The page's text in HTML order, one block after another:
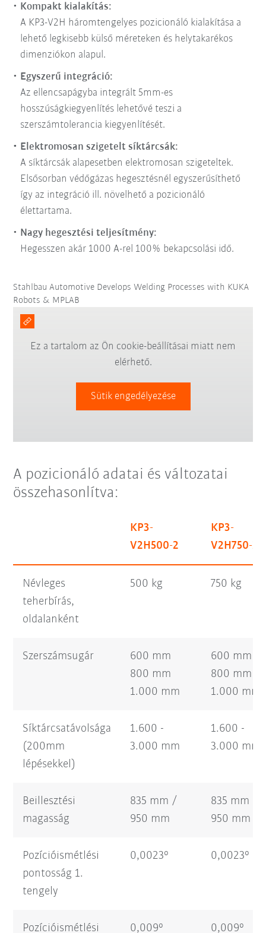
Kompakt kialakítás:
A KP3-V2H háromtengelyes pozicionáló kialakítása a
lehető legkisebb külső méreteken és helytakarékos
dimenziókon alapul.
Egyszerű integráció:
Az ellencsapágyba integrált 5mm-es
hosszúságkiegyenlítés lehetővé teszi a
szerszámtolerancia kiegyenlítését.
Elektromosan szigetelt síktárcsák:
A síktárcsák alapesetben elektromosan szigeteltek.
Elsősorban védőgázas hegesztésnél egyszerűsíthető
így az integráció ill. növelhető a pozicionáló
élettartama.
Nagy hegesztési teljesítmény:
Hegesszen akár 1000 A-rel 100% bekapcsolási idő.
Stahlbau Automotive Develops Welding Processes with KUKA
Robots & MPLAB
Ez a tartalom az Ön cookie-beállításai miatt nem
elérhető.
Sütik engedélyezése
A pozicionáló adatai és változatai
összehasonlítva:
KP3-
V2H500-2
KP3-
V2H750-2
Névleges
teherbírás,
oldalanként
500 kg 750 kg
Szerszámsugár
600 mm
800 mm
1.000 mm
600 mm
800 mm
1.000 mm
Síktárcsatávolsága
(200mm
lépésekkel)
1.600 -
3.000 mm
1.600 -
3.000 mm
Beillesztési
magasság
835 mm /
950 mm
835 mm /
950 mm
Pozícióismétlési
pontosság 1.
tengely
0,0023° 0,0023°
Pozícióismétlési 0,009° 0,009°